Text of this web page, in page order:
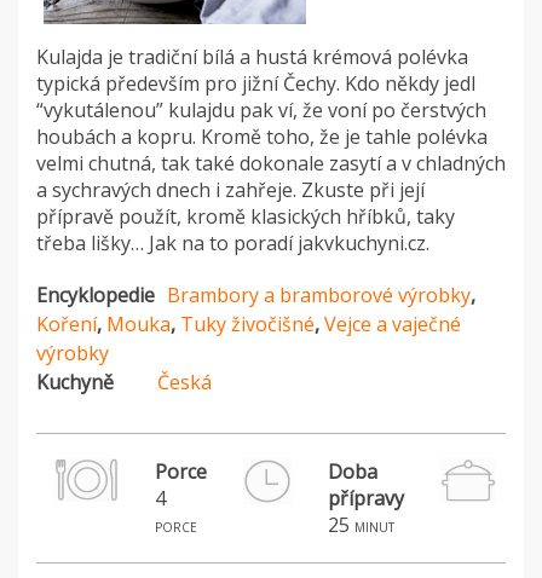
Kulajda je tradiční bílá a hustá krémová polévka
typická především pro jižní Čechy. Kdo někdy jedl
“vykutálenou” kulajdu pak ví, že voní po čerstvých
houbách a kopru. Kromě toho, že je tahle polévka
velmi chutná, tak také dokonale zasytí a v chladných
a sychravých dnech i zahřeje. Zkuste při její
přípravě použít, kromě klasických hříbků, taky
třeba lišky… Jak na to poradí jakvkuchyni.cz.
Encyklopedie Brambory a bramborové výrobky,
Koření, Mouka, Tuky živočišné,Vejce a vaječné
výrobky
Kuchyně
Česká
Porce
4
porce
Doba
přípravy
25 minut